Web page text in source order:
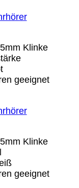
Klinke
geeignet
Klinke
geeignet